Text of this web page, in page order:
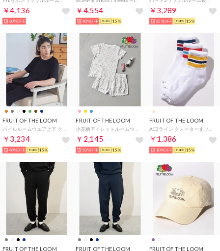
￥4,136
20%OFF
￥4,554
40%OFF 15%
￥3,289
35%OFF 15%
FRUIT OF THE LOOM
￥3,234
40%OFF 15%
FRUIT OF THE LOOM
￥2,145
50%OFF 15%
FRUIT OF THE LOOM
￥1,386
10%OFF 15%
FRUIT OF THE LOOM FRUIT OF THE LOOM FRUIT OF THE LOOM